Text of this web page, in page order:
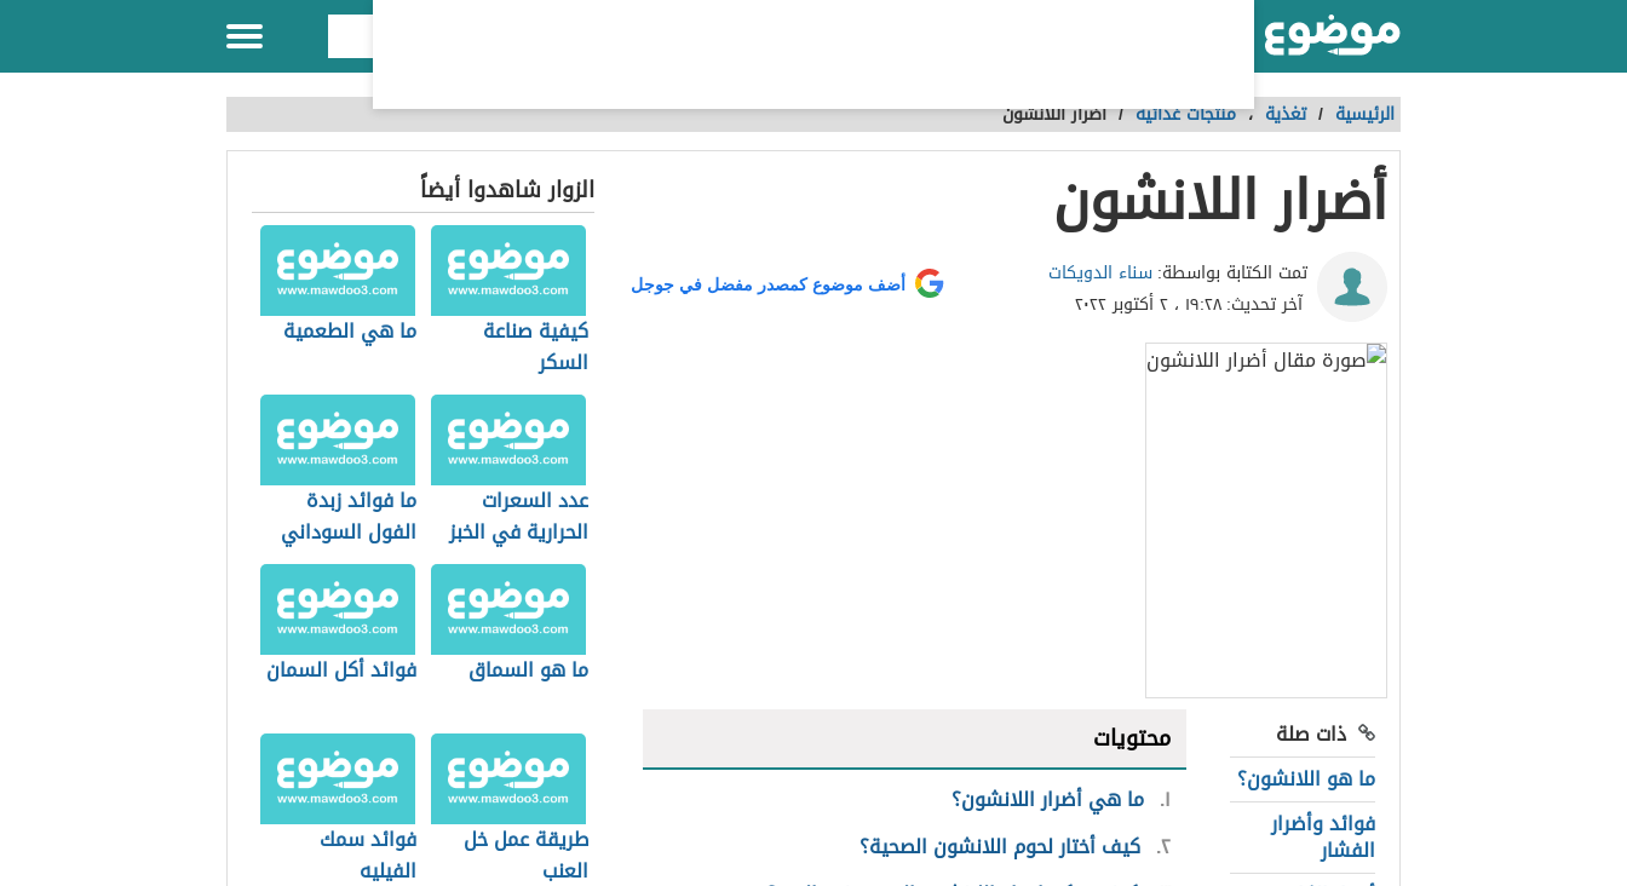
الرئيسية / تغذية ،منتجات غذائية /أضرار اللانشون
أضرار اللانشون
تمت الكتابة بواسطة:سناء الدويكات
آخر تحديث:١٩:٢٨ ، ٢ أكتوبر ٢٠٢٢
أضف موضوع كمصدر مفضل في جوجل
ذات صلة
ما هو اللانشون؟
فوائد وأضرار
الفشار
محتويات
١ ما هي أضرار اللانشون؟
٢ كيف أختار لحوم اللانشون الصحية؟
الزوار شاهدوا أيضاً
كيفية صناعة
السكر
ما هي الطعمية
عدد السعرات
الحرارية في الخبز
ما فوائد زبدة
الفول السوداني
ما هو السماق فوائد أكل السمان
طريقة عمل خل
العنب
فوائد سمك
الفيليه